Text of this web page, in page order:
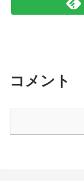
コメント